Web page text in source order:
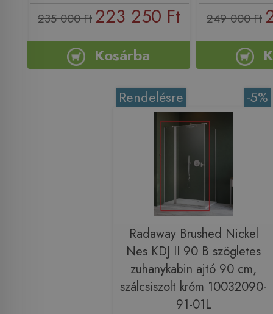
235 000 Ft 223 250 Ft
Kosárba
249 000 Ft
-5%
Rendelésre
Radaway Brushed Nickel
Nes KDJ II 90 B szögletes
zuhanykabin ajtó 90 cm,
szálcsiszolt króm 10032090-
91-01L